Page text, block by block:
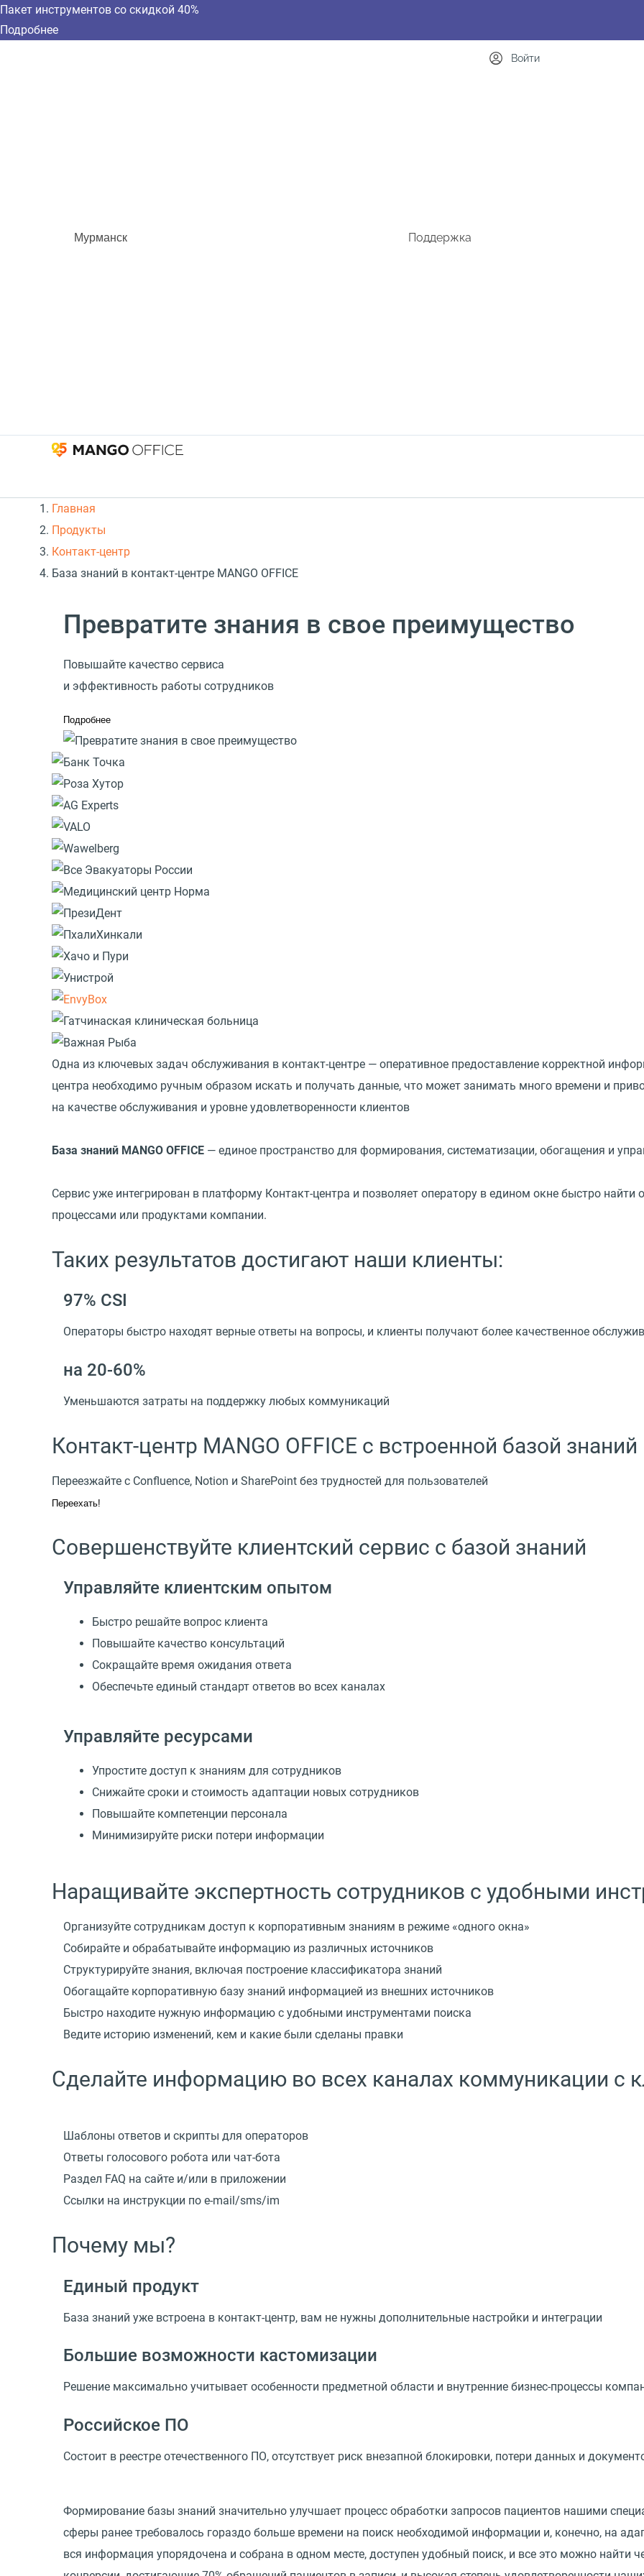
Пакет инструментов со скидкой 40%
Подробнее
Мурманск Поддержка
Войти
Главная
Продукты
Контакт-центр
База знаний в контакт-центре MANGO OFFICE
Превратите знания в свое преимущество
Повышайте качество сервиса
и эффективность работы сотрудников
Подробнее
Одна из ключевых задач обслуживания в контакт-центре — оперативное предоставление корректной
центра необходимо ручным образом искать и получать данные, что может занимать много времени и
на качестве обслуживания и уровне удовлетворенности клиентов
База знаний MANGO OFFICE — единое пространство для формирования, систематизации, обогащения и
Сервис уже интегрирован в платформу Контакт-центра и позволяет оператору в едином окне быстро
процессами или продуктами компании.
Таких результатов достигают наши клиенты:
97% CSI
Операторы быстро находят верные ответы на вопросы, и клиенты получают более качественное
на 20-60%
Уменьшаются затраты на поддержку любых коммуникаций
Контакт-центр MANGO OFFICE с встроенной базой знаний
Переезжайте с Confluence, Notion и SharePoint без трудностей для пользователей
Переехать!
Совершенствуйте клиентский сервис с базой знаний
Управляйте клиентским опытом
Быстро решайте вопрос клиента
Повышайте качество консультаций
Сокращайте время ожидания ответа
Обеспечьте единый стандарт ответов во всех каналах
Управляйте ресурсами
Упростите доступ к знаниям для сотрудников
Снижайте сроки и стоимость адаптации новых сотрудников
Повышайте компетенции персонала
Минимизируйте риски потери информации
Наращивайте экспертность сотрудников с удобными
Организуйте сотрудникам доступ к корпоративным знаниям в режиме «одного окна»
Собирайте и обрабатывайте информацию из различных источников
Структурируйте знания, включая построение классификатора знаний
Обогащайте корпоративную базу знаний информацией из внешних источников
Быстро находите нужную информацию с удобными инструментами поиска
Ведите историю изменений, кем и какие были сделаны правки
Сделайте информацию во всех каналах коммуникации с
Шаблоны ответов и скрипты для операторов
Ответы голосового робота или чат-бота
Раздел FAQ на сайте и/или в приложении
Ссылки на инструкции по e-mail/sms/im
Почему мы?
Единый продукт
База знаний уже встроена в контакт-центр, вам не нужны дополнительные настройки и интеграции
Большие возможности кастомизации
Решение максимально учитывает особенности предметной области и внутренние бизнес-процессы
Российское ПО
Состоит в реестре отечественного ПО, отсутствует риск внезапной блокировки, потери данных и
Формирование базы знаний значительно улучшает процесс обработки запросов пациентов нашими
сферы ранее требовалось гораздо больше времени на поиск необходимой информации и, конечно, на
вся информация упорядочена и собрана в одном месте, доступен удобный поиск, и все это можно найти